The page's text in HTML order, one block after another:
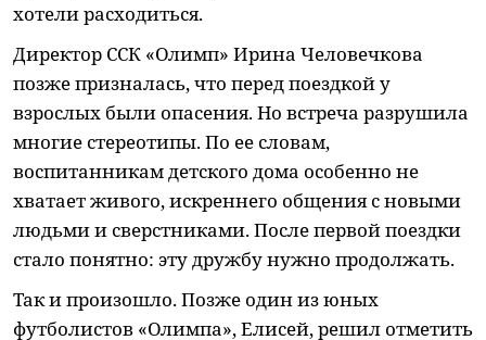
хотели расходиться.
Директор ССК «Олимп» Ирина Человечкова
позже призналась, что перед поездкой у
взрослых были опасения. Но встреча разрушила
многие стереотипы. По ее словам,
воспитанникам детского дома особенно не
хватает живого, искреннего общения с новыми
людьми и сверстниками. После первой поездки
стало понятно: эту дружбу нужно продолжать.
Так и произошло. Позже один из юных
футболистов «Олимпа», Елисей, решил отметить